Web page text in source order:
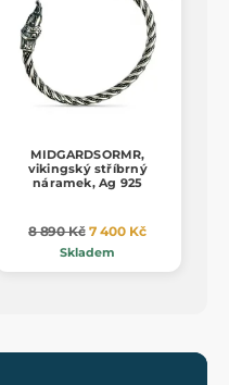
MIDGARDSORMR,
vikingský stříbrný
náramek, Ag 925
8 890 Kč 7 400 Kč
Skladem